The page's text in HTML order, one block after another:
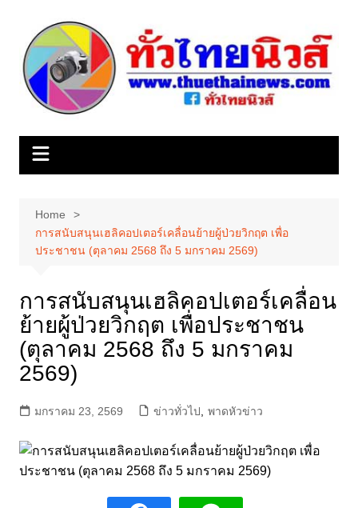
content
Home
การสนับสนุนเฮลิคอปเตอร์เคลื่อนย้ายผู้ป่วยวิกฤต เพื่อ
ประชาชน (ตุลาคม 2568 ถึง 5 มกราคม 2569)
การสนับสนุนเฮลิคอปเตอร์เคลื่อน
ย้ายผู้ป่วยวิกฤต เพื่อประชาชน
(ตุลาคม 2568 ถึง 5 มกราคม
2569)
มกราคม 23, 2569 ข่าวทั่วไป พาดหัวข่าว